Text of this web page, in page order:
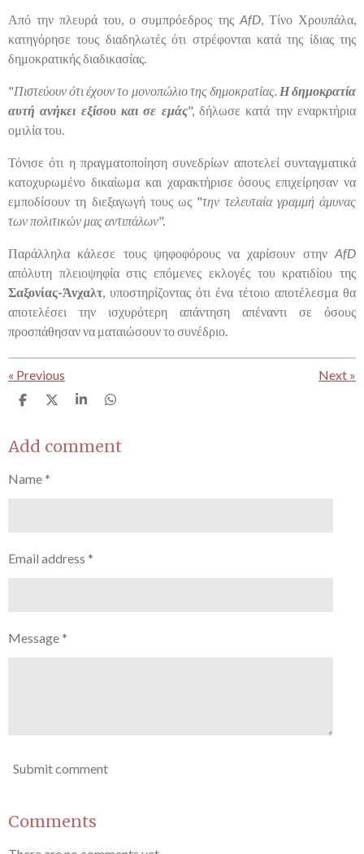
Από την πλευρά του, ο συμπρόεδρος της AfD Τίνο Χρουπάλα
κατηγόρησε τους διαδηλωτές ότι στρέφονται κατά της ίδιας της
δημοκρατικής διαδικασίας.
"Πιστεύουν ότι έχουν το μονοπώλιο της δημοκρατίας. Η δημοκρατία
αυτή ανήκει εξίσου και σε εμάς", δήλωσε κατά την εναρκτήρια
ομιλία του.
Τόνισε ότι η πραγματοποίηση συνεδρίων αποτελεί συνταγματικά
κατοχυρωμένο δικαίωμα και χαρακτήρισε όσους επιχείρησαν να
εμποδίσουν τη διεξαγωγή τους ως "την τελευταία γραμμή άμυνας
των πολιτικών μας αντιπάλων".
Παράλληλα κάλεσε τους ψηφοφόρους να χαρίσουν στην AfD
απόλυτη πλειοψηφία στις επόμενες εκλογές του κρατιδίου της
Σαξονίας-Άνχαλτ , υποστηρίζοντας ότι ένα τέτοιο αποτέλεσμα θα
αποτελέσει την ισχυρότερη απάντηση απέναντι σε όσους
προσπάθησαν να ματαιώσουν το συνέδριο.
« Previous Next »
S
r
e
S
r
e
S
r
e
S
r
e
Add comment
Name *
Email address *
Message *
Submit comment
Comments